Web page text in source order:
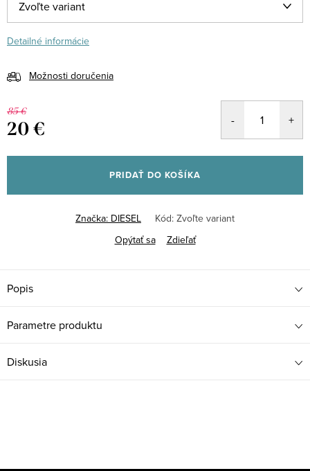
Detailné informácie
Možnosti doručenia
85 €
20 €
cena:
PRIDAŤ DO KOŠÍKA
Značka: DIESEL Kód: Zvoľte variant
Opýtať sa
Zdieľať
Popis
Parametre produktu
Diskusia